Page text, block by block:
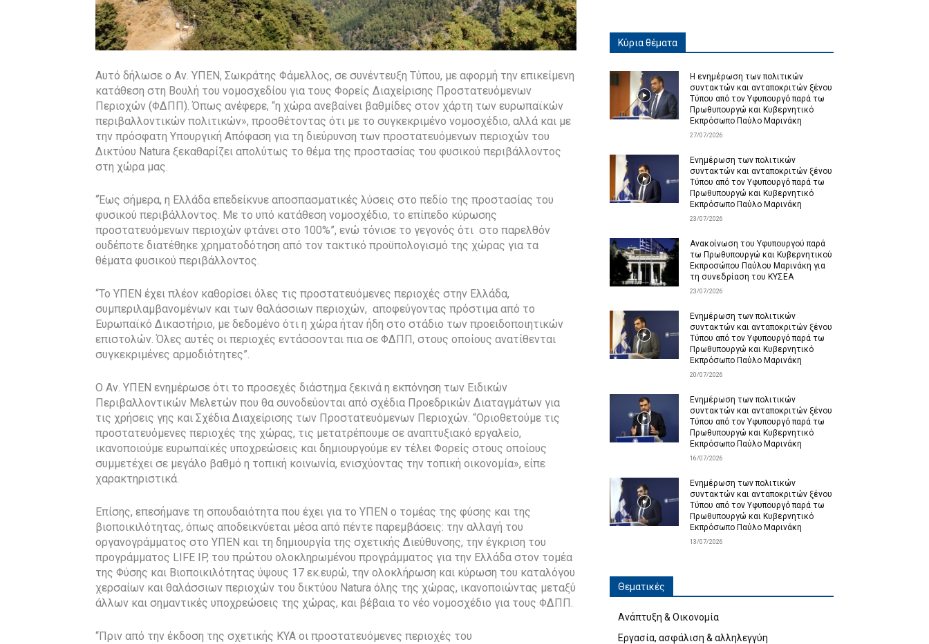
Αυτό δήλωσε ο Αν. ΥΠΕΝ, Σωκράτης Φάμελλος, σε συνέντευξη Τύπου, με αφορμή την επικείμενη
κατάθεση στη Βουλή του νομοσχεδίου για τους Φορείς Διαχείρισης Προστατευόμενων
Περιοχών (ΦΔΠΠ). Όπως ανέφερε, “η χώρα ανεβαίνει βαθμίδες στον χάρτη των ευρωπαϊκών
περιβαλλοντικών πολιτικών», προσθέτοντας ότι με το συγκεκριμένο νομοσχέδιο, αλλά και με
την πρόσφατη Υπουργική Απόφαση για τη διεύρυνση των προστατευόμενων περιοχών του
Δικτύου Natura ξεκαθαρίζει απολύτως το θέμα της προστασίας του φυσικού περιβάλλοντος
στη χώρα μας.
“Έως σήμερα, η Ελλάδα επεδείκνυε αποσπασματικές λύσεις στο πεδίο της προστασίας του
φυσικού περιβάλλοντος. Με το υπό κατάθεση νομοσχέδιο, το επίπεδο κύρωσης
προστατευόμενων περιοχών φτάνει στο 100%”, ενώ τόνισε το γεγονός ότι στο παρελθόν
ουδέποτε διατέθηκε χρηματοδότηση από τον τακτικό προϋπολογισμό της χώρας για τα
θέματα φυσικού περιβάλλοντος.
“Το ΥΠΕΝ έχει πλέον καθορίσει όλες τις προστατευόμενες περιοχές στην Ελλάδα,
συμπεριλαμβανομένων και των θαλάσσιων περιοχών, αποφεύγοντας πρόστιμα από το
Ευρωπαϊκό Δικαστήριο, με δεδομένο ότι η χώρα ήταν ήδη στο στάδιο των προειδοποιητικών
επιστολών. Όλες αυτές οι περιοχές εντάσσονται πια σε ΦΔΠΠ, στους οποίους ανατίθενται
συγκεκριμένες αρμοδιότητες”.
Ο Αν. ΥΠΕΝ ενημέρωσε ότι το προσεχές διάστημα ξεκινά η εκπόνηση των Ειδικών
Περιβαλλοντικών Μελετών που θα συνοδεύονται από σχέδια Προεδρικών Διαταγμάτων για
τις χρήσεις γης και Σχέδια Διαχείρισης των Προστατευόμενων Περιοχών. “Οριοθετούμε τις
προστατευόμενες περιοχές της χώρας, τις μετατρέπουμε σε αναπτυξιακό εργαλείο,
ικανοποιούμε ευρωπαϊκές υποχρεώσεις και δημιουργούμε εν τέλει Φορείς στους οποίους
συμμετέχει σε μεγάλο βαθμό η τοπική κοινωνία, ενισχύοντας την τοπική οικονομία», είπε
χαρακτηριστικά.
Επίσης, επεσήμανε τη σπουδαιότητα που έχει για το ΥΠΕΝ ο τομέας της φύσης και της
βιοποικιλότητας, όπως αποδεικνύεται μέσα από πέντε παρεμβάσεις: την αλλαγή του
οργανογράμματος στο ΥΠΕΝ και τη δημιουργία της σχετικής Διεύθυνσης, την έγκριση του
προγράμματος LIFE IP, του πρώτου ολοκληρωμένου προγράμματος για την Ελλάδα στον τομέα
της Φύσης και Βιοποικιλότητας ύψους 17 εκ.ευρώ, την ολοκλήρωση και κύρωση του καταλόγου
χερσαίων και θαλάσσιων περιοχών του δικτύου Natura όλης της χώρας, ικανοποιώντας μεταξύ
άλλων και σημαντικές υποχρεώσεις της χώρας, και βέβαια το νέο νομοσχέδιο για τους ΦΔΠΠ.
“Πριν από την έκδοση της σχετικής ΚΥΑ οι προστατευόμενες περιοχές του
Κύρια θέματα
Η ενημέρωση των πολιτικών
συντακτών και ανταποκριτών ξένου
Τύπου από τον Υφυπουργό παρά τω
Πρωθυπουργώ και Κυβερνητικό
Εκπρόσωπο Παύλο Μαρινάκη
27/07/2026
Ενημέρωση των πολιτικών
συντακτών και ανταποκριτών ξένου
Τύπου από τον Υφυπουργό παρά τω
Πρωθυπουργώ και Κυβερνητικό
Εκπρόσωπο Παύλο Μαρινάκη
23/07/2026
Ανακοίνωση του Υφυπουργού παρά
τω Πρωθυπουργώ και Κυβερνητικού
Εκπροσώπου Παύλου Μαρινάκη για
τη συνεδρίαση του ΚΥΣΕΑ
23/07/2026
Ενημέρωση των πολιτικών
συντακτών και ανταποκριτών ξένου
Τύπου από τον Υφυπουργό παρά τω
Πρωθυπουργώ και Κυβερνητικό
Εκπρόσωπο Παύλο Μαρινάκη
20/07/2026
Ενημέρωση των πολιτικών
συντακτών και ανταποκριτών ξένου
Τύπου από τον Υφυπουργό παρά τω
Πρωθυπουργώ και Κυβερνητικό
Εκπρόσωπο Παύλο Μαρινάκη
16/07/2026
Ενημέρωση των πολιτικών
συντακτών και ανταποκριτών ξένου
Τύπου από τον Υφυπουργό παρά τω
Πρωθυπουργώ και Κυβερνητικό
Εκπρόσωπο Παύλο Μαρινάκη
13/07/2026
Θεματικές
Ανάπτυξη & Οικονομία
Εργασία, ασφάλιση & αλληλεγγύη